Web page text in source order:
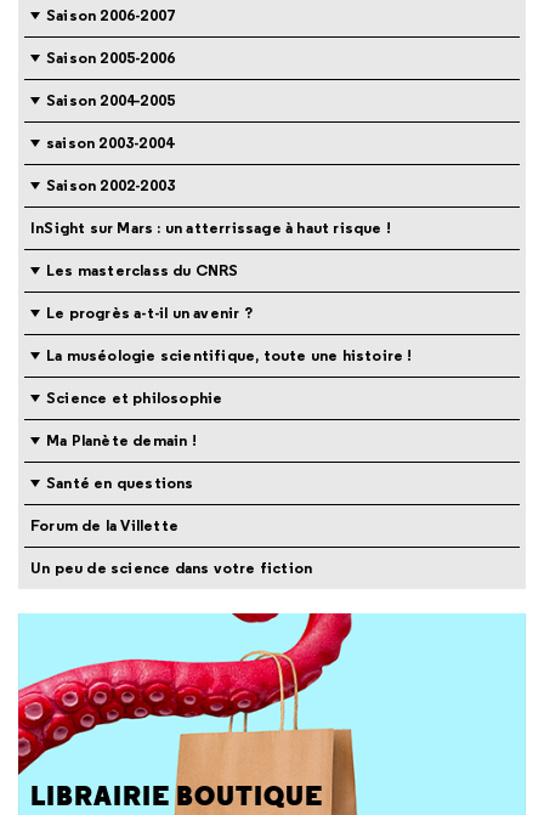
Saison 2006-2007
Saison 2005-2006
Saison 2004-2005
saison 2003-2004
Saison 2002-2003
InSight sur Mars : un atterrissage à haut risque !
Les masterclass du CNRS
Le progrès a-t-il un avenir ?
La muséologie scientifique, toute une histoire !
Science et philosophie
Ma Planète demain !
Santé en questions
Forum de la Villette
Un peu de science dans votre fiction
LIBRAIRIE BOUTIQUE